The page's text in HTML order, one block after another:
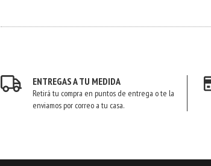
ENTREGAS A TU MEDIDA
Retirá tu compra en puntos de entrega o te la
enviamos por correo a tu casa.